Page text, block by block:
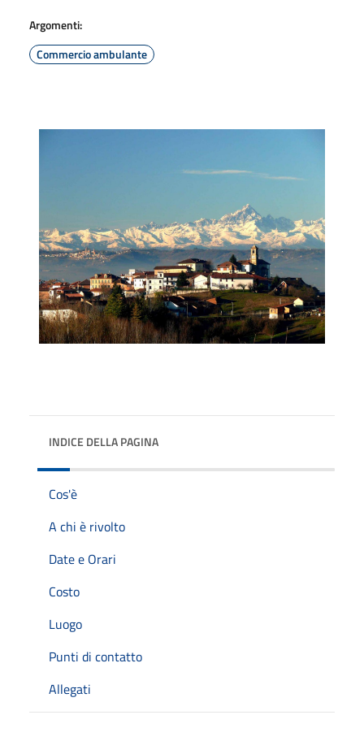
Argomenti:
Commercio ambulante
INDICE DELLA PAGINA
Cos'è
A chi è rivolto
Date e Orari
Costo
Luogo
Punti di contatto
Allegati